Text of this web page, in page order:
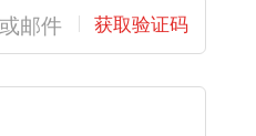
获取验证码